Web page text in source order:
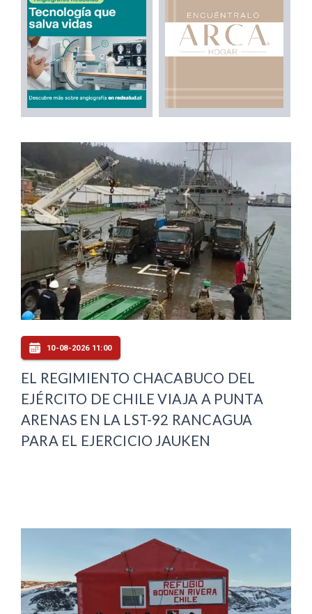
10-08-2026 11:00
EL REGIMIENTO CHACABUCO DEL
EJÉRCITO DE CHILE VIAJA A PUNTA
ARENAS EN LA LST-92 RANCAGUA
PARA EL EJERCICIO JAUKEN